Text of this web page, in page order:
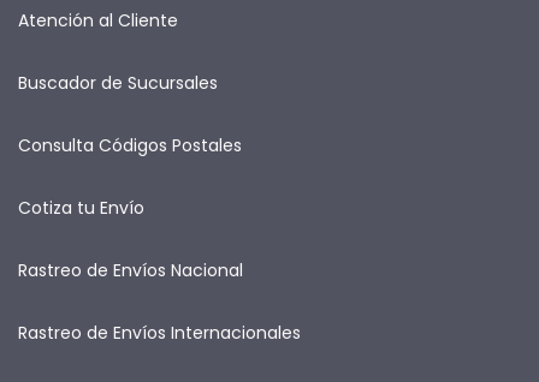
Atención al Cliente
Buscador de Sucursales
Consulta Códigos Postales
Cotiza tu Envío
Rastreo de Envíos Nacional
Rastreo de Envíos Internacionales